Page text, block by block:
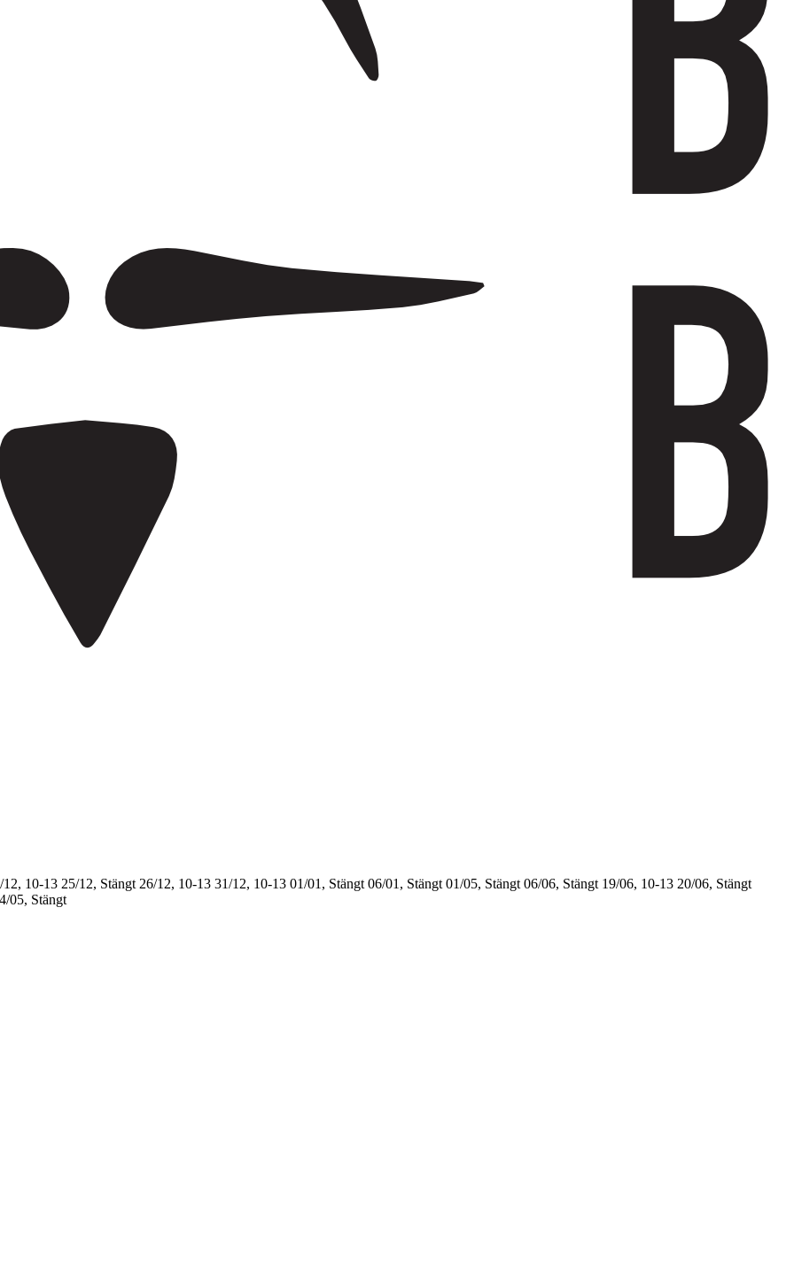
12, 10-13 25/12, Stängt 26/12, 10-13 31/12, 10-13 01/01, Stängt 06/01, Stängt 01/05, Stängt 06/06, Stängt 19/06, 10-13 20/06, Stängt
05, Stängt